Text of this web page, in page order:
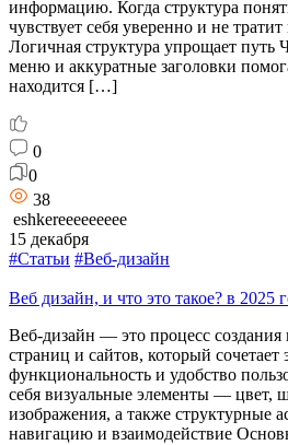
информацию. Когда структура
чувствует себя уверенно и не
Логичная структура упрощает путь
меню и аккуратные заголовки
находится […]
0
0
38
eshkereeeeeeeee
15 декабря
#Статьи #Веб-дизайн
Веб дизайн, и что это такое? в 2025
Веб-дизайн — это процесс
страниц и сайтов, который сочетает
функциональность и удобство
себя визуальные элементы — цвет,
изображения, а также структурные
навигацию и взаимодействие